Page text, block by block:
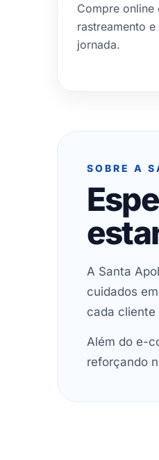
Compre online
rastreamento
jornada.
SOBRE A
A Santa
cuidados
cada cliente
Além do e-
reforçando